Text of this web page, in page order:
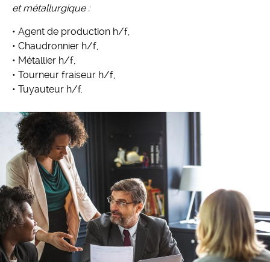
et métallurgique :
• Agent de production h/f,
• Chaudronnier h/f,
• Métallier h/f,
• Tourneur fraiseur h/f,
• Tuyauteur h/f.